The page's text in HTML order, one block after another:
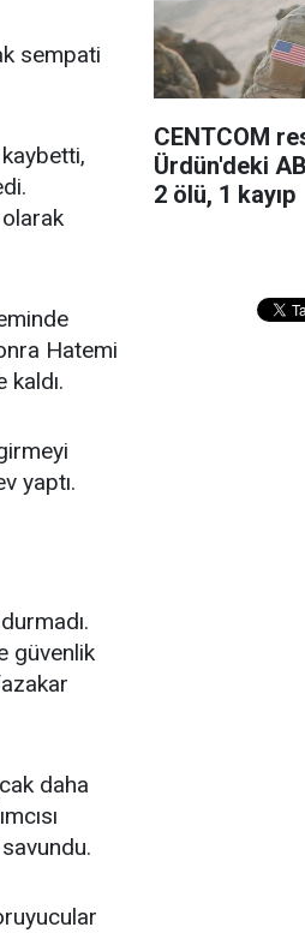
sempati
Hatemi
yaptı.
güvenlik
daha
CENTCOM
Ürdün'deki
2 ölü, 1 kayıp